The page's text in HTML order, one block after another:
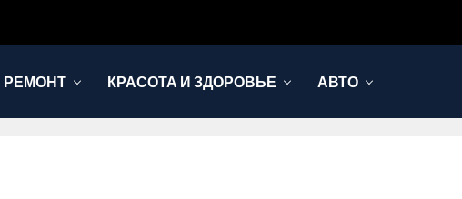
РЕМОНТ КРАСОТА И ЗДОРОВЬЕ АВТО